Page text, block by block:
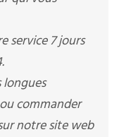
service 7 jours
longues
commander
notre site web